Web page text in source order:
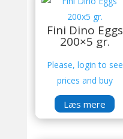
Fini Dino Eggs
200×5 gr.
Please, login to see
prices and buy
Læs mere